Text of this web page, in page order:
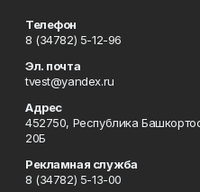
Телефон
8 (34782) 5-12-96
Эл. почта
tvest@yandex.ru
Адрес
452750, Республика
20Б
Рекламная служба
8 (34782) 5-13-00